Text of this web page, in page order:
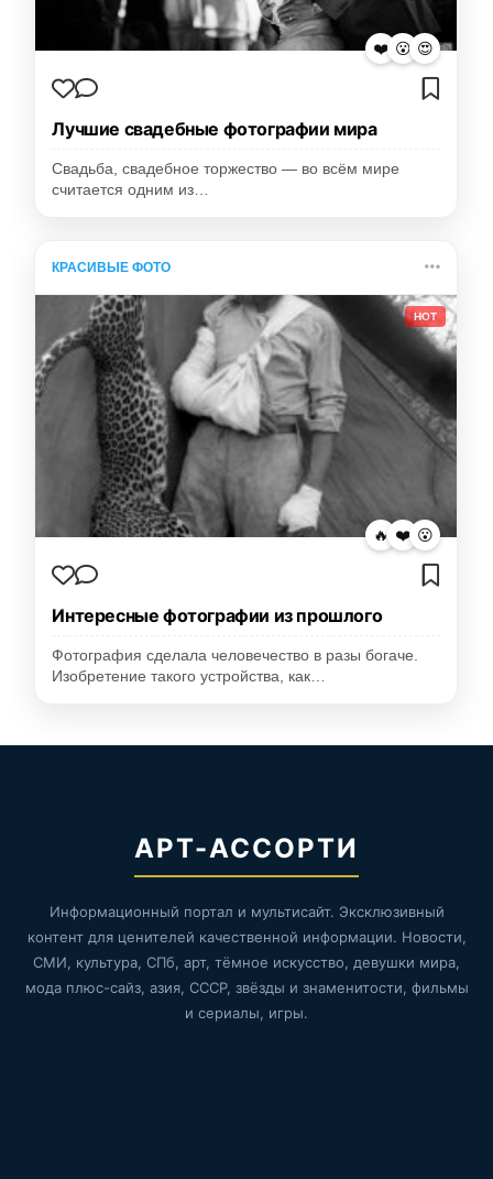
❤️ 😮 😍
Лучшие свадебные фотографии мира
Свадьба, свадебное торжество — во всём мире
считается одним из…
КРАСИВЫЕ ФОТО
HOT
🔥 ❤️ 😮
Интересные фотографии из прошлого
Фотография сделала человечество в разы богаче.
Изобретение такого устройства, как…
АРТ-АССОРТИ
Информационный портал и мультисайт. Эксклюзивный
контент для ценителей качественной информации. Новости,
СМИ, культура, СПб, арт, тёмное искусство, девушки мира,
мода плюс-сайз, азия, СССР, звёзды и знаменитости, фильмы
и сериалы, игры.